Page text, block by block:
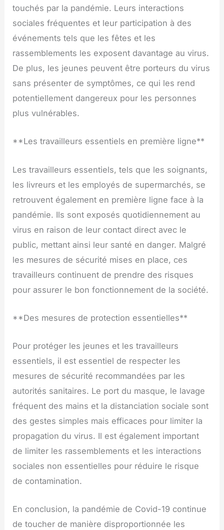
touchés par la pandémie. Leurs interactions
sociales fréquentes et leur participation à des
événements tels que les fêtes et les
rassemblements les exposent davantage au virus.
De plus, les jeunes peuvent être porteurs du virus
sans présenter de symptômes, ce qui les rend
potentiellement dangereux pour les personnes
plus vulnérables.
**Les travailleurs essentiels en première ligne**
Les travailleurs essentiels, tels que les soignants,
les livreurs et les employés de supermarchés, se
retrouvent également en première ligne face à la
pandémie. Ils sont exposés quotidiennement au
virus en raison de leur contact direct avec le
public, mettant ainsi leur santé en danger. Malgré
les mesures de sécurité mises en place, ces
travailleurs continuent de prendre des risques
pour assurer le bon fonctionnement de la société.
**Des mesures de protection essentielles**
Pour protéger les jeunes et les travailleurs
essentiels, il est essentiel de respecter les
mesures de sécurité recommandées par les
autorités sanitaires. Le port du masque, le lavage
fréquent des mains et la distanciation sociale sont
des gestes simples mais efficaces pour limiter la
propagation du virus. Il est également important
de limiter les rassemblements et les interactions
sociales non essentielles pour réduire le risque
de contamination.
En conclusion, la pandémie de Covid-19 continue
de toucher de manière disproportionnée les